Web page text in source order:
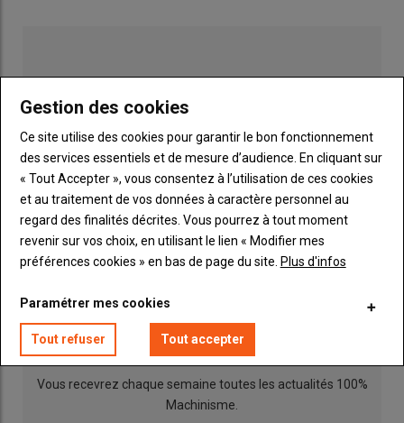
d'immatriculations la plus faible (-21,6 %), ce qui lui permet
balles rondes (+2,9 points), devant
de 1,7 points. Sur la troisième marche, McHale
accuse une
chute de 3,6 %, chutant de deux places. L'Irlandais est
désormais talonné par New Holland
, avec une part de
marché de 12 % (+0,6 point).Kuhn
reste stable à 10,9 %.
Krone
progresse de 1,2 point (9,9 % de part de marché), suivi
deMassey Ferguson (8,5 %, +0,4 point) etFendt
(7,4 %,
-0,6 point).Kverneland (3,4 %) etCase IH
(2,7 %) terminent
Evolution des parts de marché des
constructeurs de presses à balles
rondes au cours des cinq dernières
Publicité
INSCRIPTION NEWSLETTER
Vous recevrez chaque semaine toutes les actualités 100%
Machinisme.
Gestion des cookies
Ce site utilise des cookies pour garantir le bon fonctionnement
des services essentiels et de mesure d’audience. En cliquant sur
« Tout Accepter », vous consentez à l’utilisation de ces cookies
et au traitement de vos données à caractère personnel au
regard des finalités décrites. Vous pourrez à tout moment
revenir sur vos choix, en utilisant le lien « Modifier mes
préférences cookies » en bas de page du site. Plus d'infos
Paramétrer mes cookies
Tout refuser Tout accepter